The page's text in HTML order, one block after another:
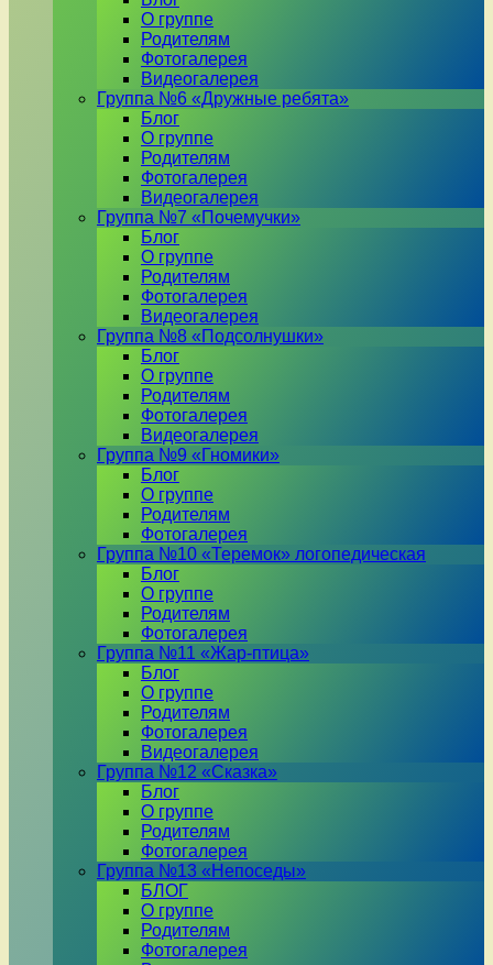
О группе
Родителям
Фотогалерея
Видеогалерея
Группа №6 «Дружные ребята»
Блог
О группе
Родителям
Фотогалерея
Видеогалерея
Группа №7 «Почемучки»
Блог
О группе
Родителям
Фотогалерея
Видеогалерея
Группа №8 «Подсолнушки»
Блог
О группе
Родителям
Фотогалерея
Видеогалерея
Группа №9 «Гномики»
Блог
О группе
Родителям
Фотогалерея
Группа №10 «Теремок» логопедическая
Блог
О группе
Родителям
Фотогалерея
Группа №11 «Жар-птица»
Блог
О группе
Родителям
Фотогалерея
Видеогалерея
Группа №12 «Сказка»
Блог
О группе
Родителям
Фотогалерея
Группа №13 «Непоседы»
БЛОГ
О группе
Родителям
Фотогалерея